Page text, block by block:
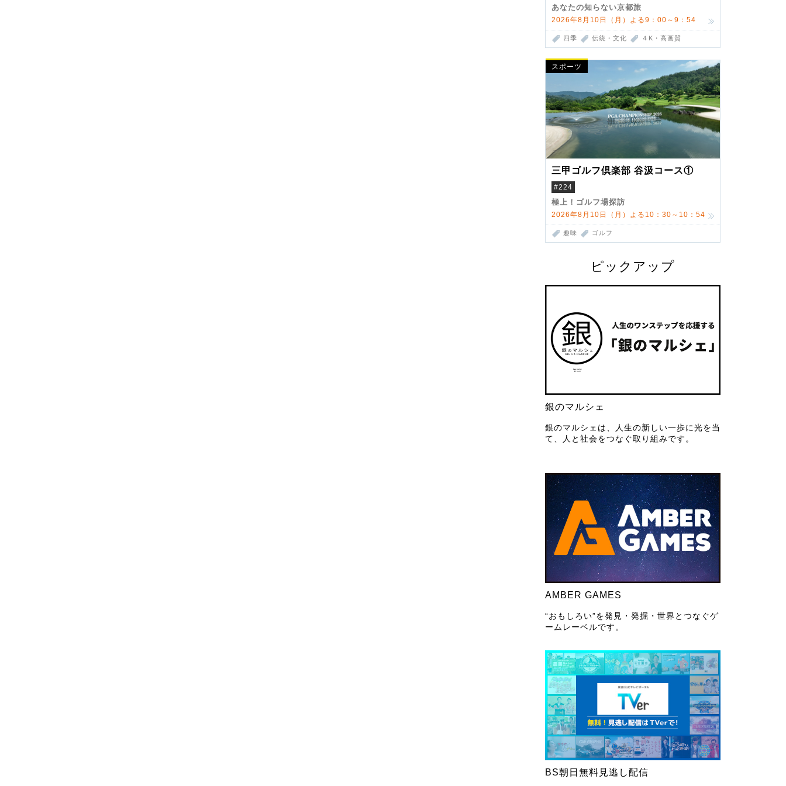
あなたの知らない京都旅
2026年8月10日（月）よる9：00～9：54
四季 伝統・文化 ４K・高画質
スポーツ
三甲ゴルフ倶楽部 谷汲コース①
#224
極上！ゴルフ場探訪
2026年8月10日（月）よる10：30～10：54
趣味 ゴルフ
ピックアップ
銀のマルシェ
銀のマルシェは、人生の新しい一歩に光を当
て、人と社会をつなぐ取り組みです。
AMBER GAMES
“おもしろい”を発見・発掘・世界とつなぐゲ
ームレーベルです。
BS朝日無料見逃し配信